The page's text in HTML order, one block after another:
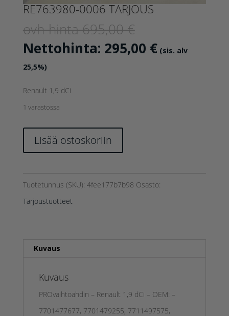
RE763980-0006 TARJOUS
ovh-hinta695,00€
hinta
Nettohinta: 295,00 €Nykyinen
(sis. alv
25,5%)
Renault 1,9 dCi
1 varastossa
RE763980-
0006
määrä
Lisää ostoskoriin
Tuotetunnus (SKU): 4fee177b7b98 Osasto:
Tarjoustuotteet
Kuvaus
Kuvaus
PROvaihtoahdin – Renault 1,9 dCi – OEM: –
7701477677, 7701479255, 7711497575,